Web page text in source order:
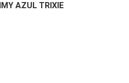
AZUL TRIXIE